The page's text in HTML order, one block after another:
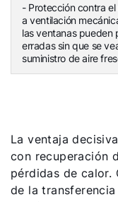
- Protección contra
a ventilación
las ventanas pueden
erradas sin que se
suministro de aire
La ventaja
con recuperación
pérdidas de calor.
de la